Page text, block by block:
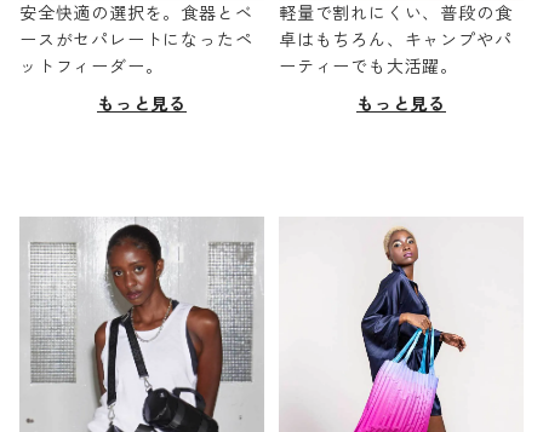
安全快適の選択を。食器とベ
ースがセパレートになったペ
ットフィーダー。
もっと見る
軽量で割れにくい、普段の食
卓はもちろん、キャンプやパ
ーティーでも大活躍。
もっと見る